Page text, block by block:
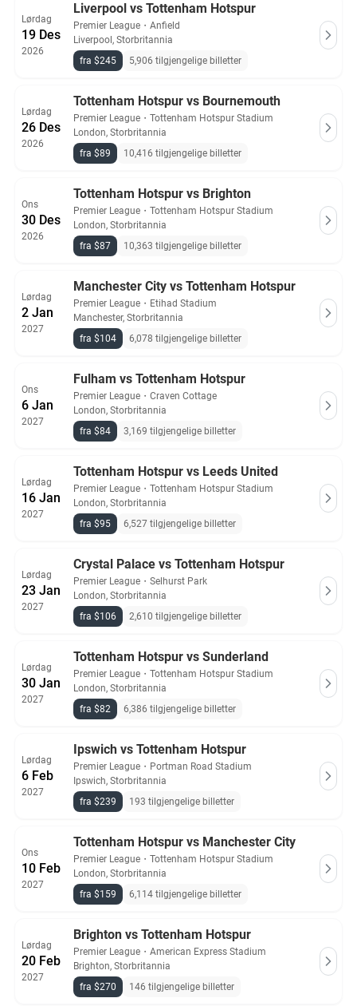
Lørdag
19 Des
2026
Liverpool vs Tottenham Hotspur
Premier League ・ Anfield
Liverpool, Storbritannia
fra $245
5,906 tilgjengelige billetter
Lørdag
26 Des
2026
Tottenham Hotspur vs Bournemouth
Premier League ・ Tottenham Hotspur Stadium
London, Storbritannia
fra $89
10,416 tilgjengelige billetter
Ons
30 Des
2026
Tottenham Hotspur vs Brighton
Premier League ・ Tottenham Hotspur Stadium
London, Storbritannia
fra $87
10,363 tilgjengelige billetter
Lørdag
2 Jan
2027
Manchester City vs Tottenham Hotspur
Premier League ・ Etihad Stadium
Manchester, Storbritannia
fra $104
6,078 tilgjengelige billetter
Ons
6 Jan
2027
Fulham vs Tottenham Hotspur
Premier League ・ Craven Cottage
London, Storbritannia
fra $84
3,169 tilgjengelige billetter
Lørdag
16 Jan
2027
Tottenham Hotspur vs Leeds United
Premier League ・ Tottenham Hotspur Stadium
London, Storbritannia
fra $95
6,527 tilgjengelige billetter
Lørdag
23 Jan
2027
Crystal Palace vs Tottenham Hotspur
Premier League ・ Selhurst Park
London, Storbritannia
fra $106
2,610 tilgjengelige billetter
Lørdag
30 Jan
2027
Tottenham Hotspur vs Sunderland
Premier League ・ Tottenham Hotspur Stadium
London, Storbritannia
fra $82
6,386 tilgjengelige billetter
Lørdag
6 Feb
2027
Ipswich vs Tottenham Hotspur
Premier League ・ Portman Road Stadium
Ipswich, Storbritannia
fra $239
193 tilgjengelige billetter
Ons
10 Feb
2027
Tottenham Hotspur vs Manchester City
Premier League ・ Tottenham Hotspur Stadium
London, Storbritannia
fra $159
6,114 tilgjengelige billetter
Lørdag
20 Feb
2027
Brighton vs Tottenham Hotspur
Premier League ・ American Express Stadium
Brighton, Storbritannia
fra $270
146 tilgjengelige billetter